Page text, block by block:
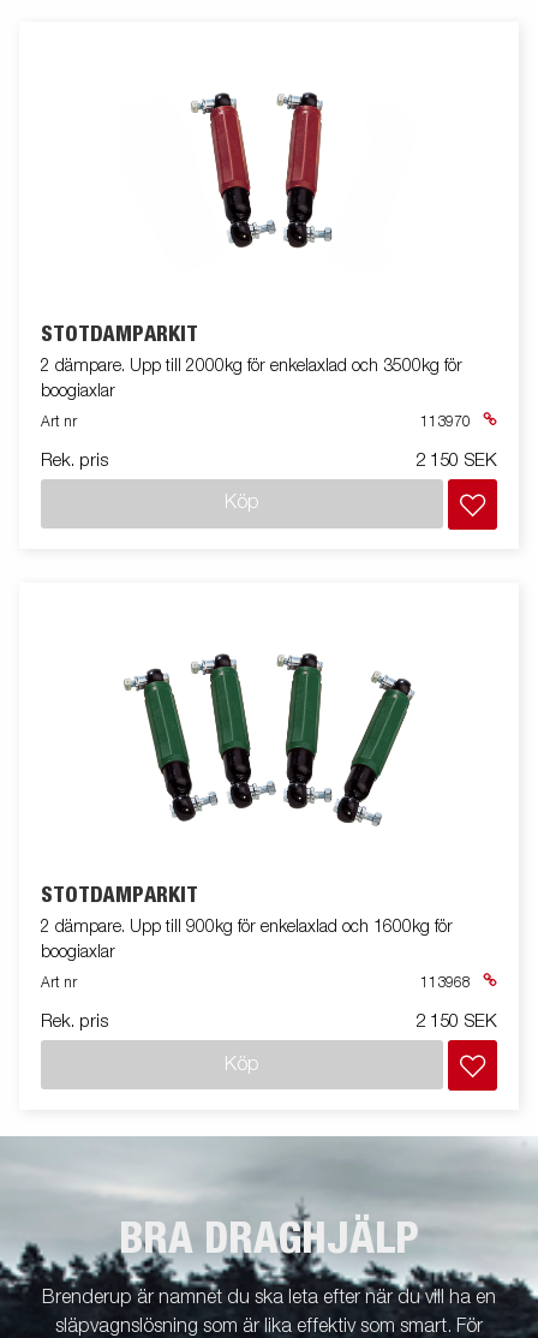
STÖTDÄMPARKIT
2 dämpare. Upp till 2000kg för enkelaxlad och 3500kg för
boogiaxlar
Art nr 113970
Rek. pris 2 150 SEK
Köp
STÖTDÄMPARKIT
2 dämpare. Upp till 900kg för enkelaxlad och 1600kg för
boogiaxlar
Art nr 113968
Rek. pris 2 150 SEK
Köp
BRA DRAGHJÄLP
Brenderup är namnet du ska leta efter när du vill ha en
släpvagnslösning som är lika effektiv som smart. För